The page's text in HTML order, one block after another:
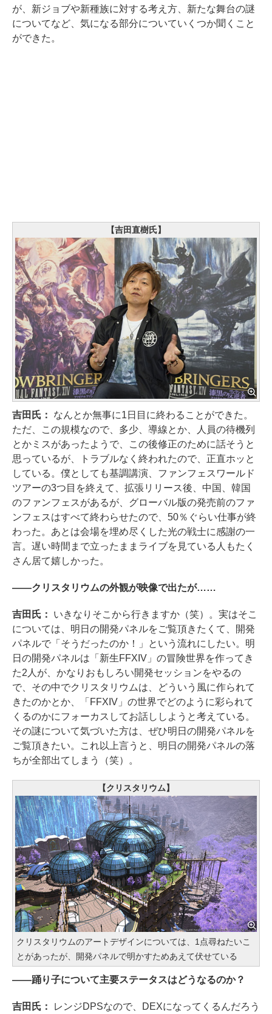
が、新ジョブや新種族に対する考え方、新たな舞台の謎
についてなど、気になる部分についていくつか聞くこと
ができた。
【吉田直樹氏】
吉田氏： なんとか無事に1日目に終わることができた。
ただ、この規模なので、多少、導線とか、人員の待機列
とかミスがあったようで、この後修正のために話そうと
思っているが、トラブルなく終われたので、正直ホッと
している。僕としても基調講演、ファンフェスワールド
ツアーの3つ目を終えて、拡張リリース後、中国、韓国
のファンフェスがあるが、グローバル版の発売前のファ
ンフェスはすべて終わらせたので、50％ぐらい仕事が終
わった。あとは会場を埋め尽くした光の戦士に感謝の一
言。遅い時間まで立ったままライブを見ている人もたく
さん居て嬉しかった。
――クリスタリウムの外観が映像で出たが……
吉田氏： いきなりそこから行きますか（笑）。実はそこ
については、明日の開発パネルをご覧頂きたくて、開発
パネルで「そうだったのか！」という流れにしたい。明
日の開発パネルは「新生FFXIV」の冒険世界を作ってき
た2人が、かなりおもしろい開発セッションをやるの
で、その中でクリスタリウムは、どういう風に作られて
きたのかとか、「FFXIV」の世界でどのように彩られて
くるのかにフォーカスしてお話ししようと考えている。
その謎について気づいた方は、ぜひ明日の開発パネルを
ご覧頂きたい。これ以上言うと、明日の開発パネルの落
ちが全部出てしまう（笑）。
【クリスタリウム】
クリスタリウムのアートデザインについては、1点尋ねたいこ
とがあったが、開発パネルで明かすためあえて伏せている
――踊り子について主要ステータスはどうなるのか？
吉田氏：
レンジDPSなので、DEXになってくるんだろう